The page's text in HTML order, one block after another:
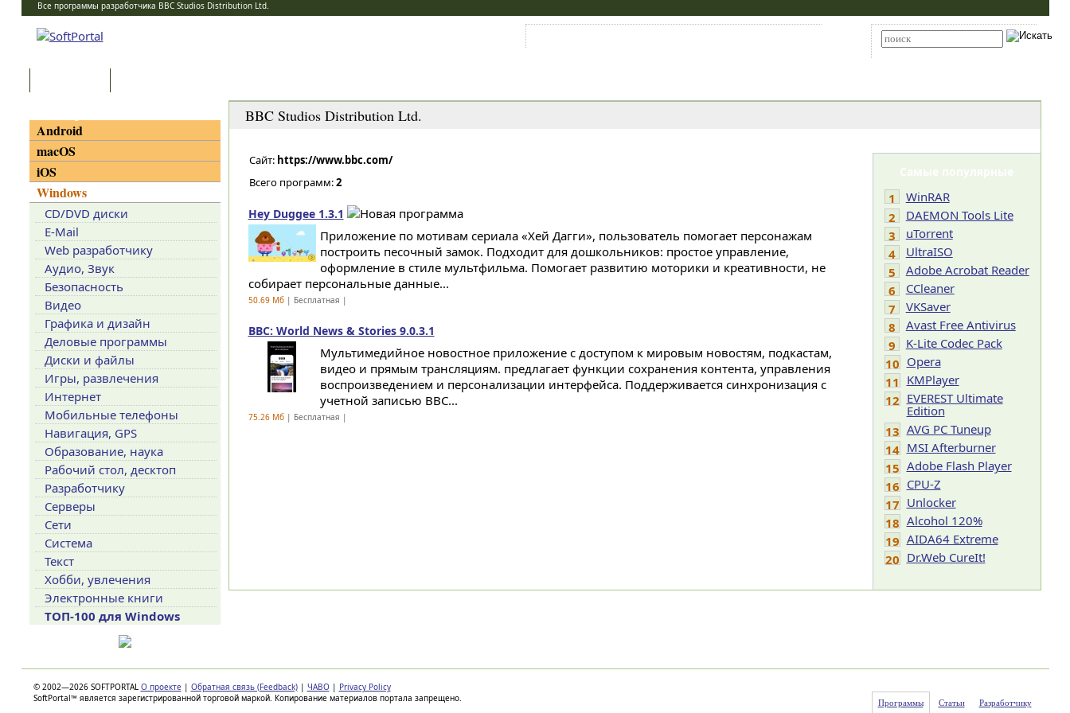
Все программы разработчика BBC Studios Distribution Ltd.
BBC Studios Distribution Ltd.
Сайт: https://www.bbc.com/
Всего программ:2
Hey Duggee 1.3.1
Приложение по мотивам сериала «Хей Дагги», пользователь помогает персонажам
построить песочный замок. Подходит для дошкольников: простое управление,
оформление в стиле мультфильма. Помогает развитию моторики и креативности, не
собирает персональные данные...
50.69 Мб| Бесплатная |
BBC: World News & Stories 9.0.3.1
Мультимедийное новостное приложение с доступом к мировым новостям, подкастам,
видео и прямым трансляциям. предлагает функции сохранения контента, управления
воспроизведением и персонализации интерфейса. Поддерживается синхронизация с
учетной записью BBC...
75.26 Мб| Бесплатная |
Самые популярные
1
WinRAR
2
DAEMON Tools Lite
3
uTorrent
4
UltraISO
5
Adobe Acrobat Reader
6
CCleaner
7
VKSaver
8
Avast Free Antivirus
9
K-Lite Codec Pack
10 Opera
11 KMPlayer
12 EVEREST Ultimate
Edition
13 AVG PC Tuneup
14 MSI Afterburner
15 Adobe Flash Player
16 CPU-Z
17 Unlocker
18 Alcohol 120%
19 AIDA64 Extreme
20 Dr.Web CureIt!
Android
macOS
iOS
Windows
CD/DVD диски
E-Mail
Web разработчику
Аудио, Звук
Безопасность
Видео
Графика и дизайн
Деловые программы
Диски и файлы
Игры, развлечения
Интернет
Мобильные телефоны
Навигация, GPS
Образование, наука
Рабочий стол, десктоп
Разработчику
Серверы
Сети
Система
Текст
Хобби, увлечения
Электронные книги
ТОП-100 для Windows
© 2002—2026 SOFTPORTAL О проекте | Обратная связь (Feedback) | ЧАВО | Privacy Policy
SoftPortal™ является зарегистрированной торговой маркой. Копирование материалов портала запрещено.
Программы Статьи Разработчику